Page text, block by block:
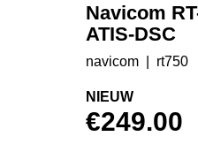
Navicom
ATIS-DSC
navicom rt750
NIEUW
€249.00